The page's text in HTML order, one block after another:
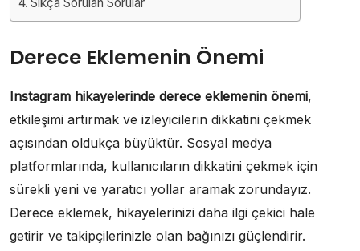
Derece Eklemenin Önemi
Instagram hikayelerinde derece eklemenin önemi,
etkileşimi artırmak ve izleyicilerin dikkatini çekmek
açısından oldukça büyüktür. Sosyal medya
platformlarında, kullanıcıların dikkatini çekmek için
sürekli yeni ve yaratıcı yollar aramak zorundayız.
Derece eklemek, hikayelerinizi daha ilgi çekici hale
getirir ve takipçilerinizle olan bağınızı güçlendirir.